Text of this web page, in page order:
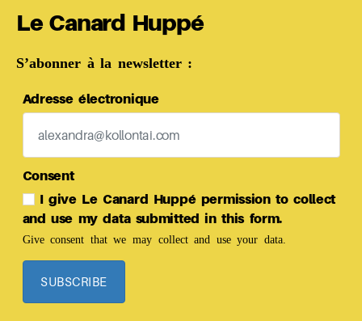
Le Canard Huppé
S’abonner à la newsletter :
Adresse électronique
Consent
I give Le Canard Huppé permission to collect
and use my data submitted in this form.
Give consent that we may collect and use your data.
SUBSCRIBE